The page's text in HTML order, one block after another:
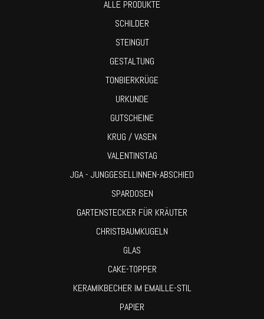
ALLE PRODUKTE
SCHILDER
STEINGUT
GESTALTUNG
TONBIERKRÜGE
URKUNDE
GUTSCHEINE
KRUG / VASEN
VALENTINSTAG
JGA - JUNGGESELLINNEN-ABSCHIED
SPARDOSEN
GARTENSTECKER FÜR KRÄUTER
CHRISTBAUMKUGELN
GLAS
CAKE-TOPPER
KERAMIKBECHER IM EMAILLE-STIL
PAPIER